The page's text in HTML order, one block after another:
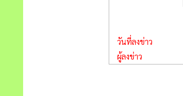
วันที่ลงข่าว
ผู้ลงข่าว